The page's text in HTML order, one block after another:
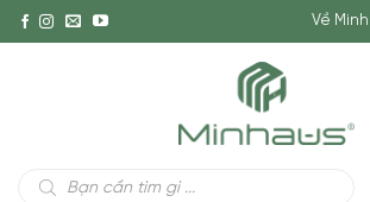
Về
Tìm
kiếm